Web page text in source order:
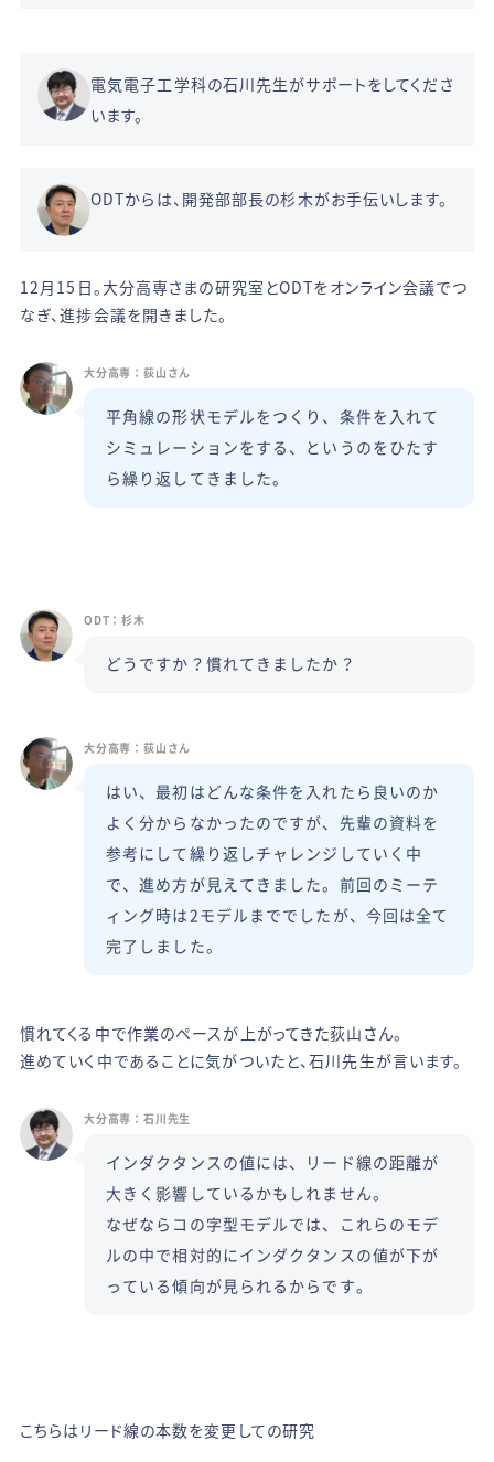
電気電子工学科の石川先生がサポートをしてくださ
います。
ODTからは、開発部部長の杉木がお手伝いします。
12月15日。大分高専さまの研究室とODTをオンライン会議でつ
なぎ、進捗会議を開きました。
大分高専：荻山さん
平角線の形状モデルをつくり、条件を入れて
シミュレーションをする、というのをひたす
ら繰り返してきました。
ODT：杉木
どうですか？慣れてきましたか？
大分高専：荻山さん
はい、最初はどんな条件を入れたら良いのか
よく分からなかったのですが、先輩の資料を
参考にして繰り返しチャレンジしていく中
で、進め方が見えてきました。前回のミーテ
ィング時は2モデルまででしたが、今回は全て
完了しました。
慣れてくる中で作業のペースが上がってきた荻山さん。
進めていく中であることに気がついたと、石川先生が言います。
大分高専：石川先生
インダクタンスの値には、リード線の距離が
大きく影響しているかもしれません。
なぜならコの字型モデルでは、これらのモデ
ルの中で相対的にインダクタンスの値が下が
っている傾向が見られるからです。
こちらはリード線の本数を変更しての研究